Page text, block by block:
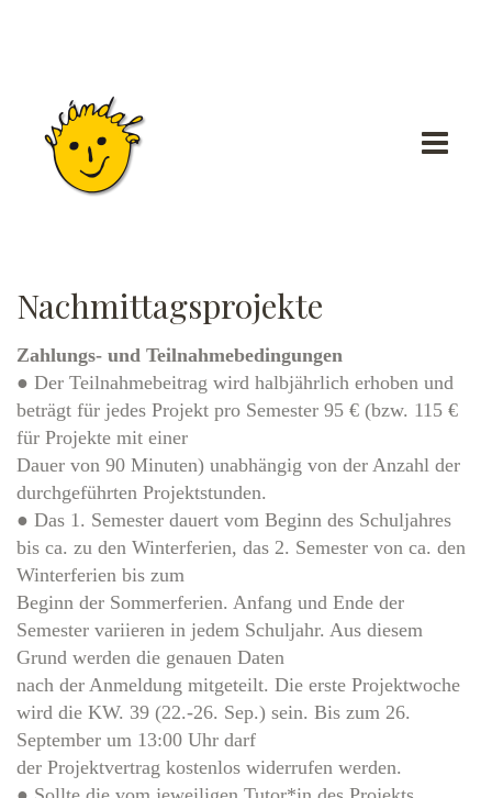
Nachmittagsprojekte
Zahlungs- und Teilnahmebedingungen
● Der Teilnahmebeitrag wird halbjährlich erhoben und
beträgt für jedes Projekt pro Semester 95 € (bzw. 115 €
für Projekte mit einer
Dauer von 90 Minuten) unabhängig von der Anzahl der
durchgeführten Projektstunden.
● Das 1. Semester dauert vom Beginn des Schuljahres
bis ca. zu den Winterferien, das 2. Semester von ca. den
Winterferien bis zum
Beginn der Sommerferien. Anfang und Ende der
Semester variieren in jedem Schuljahr. Aus diesem
Grund werden die genauen Daten
nach der Anmeldung mitgeteilt. Die erste Projektwoche
wird die KW. 39 (22.-26. Sep.) sein. Bis zum 26.
September um 13:00 Uhr darf
der Projektvertrag kostenlos widerrufen werden.